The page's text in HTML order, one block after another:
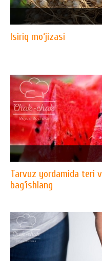
Isiriq mo‘jizasi
Tarvuz yordamida teri
bag‘ishlang